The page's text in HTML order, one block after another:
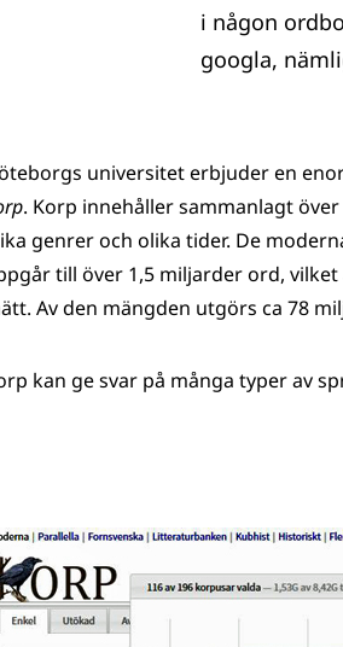
i någon
googla,
universitet erbjuder en
. Korp innehåller sammanlagt
genrer och olika tider. De
till över 1,5 miljarder ord,
Av den mängden utgörs ca 78
kan ge svar på många typer av